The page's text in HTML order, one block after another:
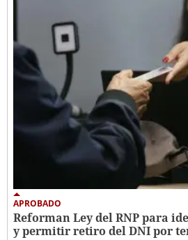
APROBADO
Reforman Ley del RNP para
y permitir retiro del DNI por